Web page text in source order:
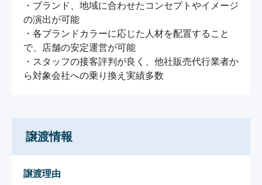
・ブランド、地域に合わせたコンセプトやイメージ
の演出が可能
・各ブランドカラーに応じた人材を配置すること
で、店舗の安定運営が可能
・スタッフの接客評判が良く、他社販売代行業者か
ら対象会社への乗り換え実績多数
譲渡情報
譲渡理由